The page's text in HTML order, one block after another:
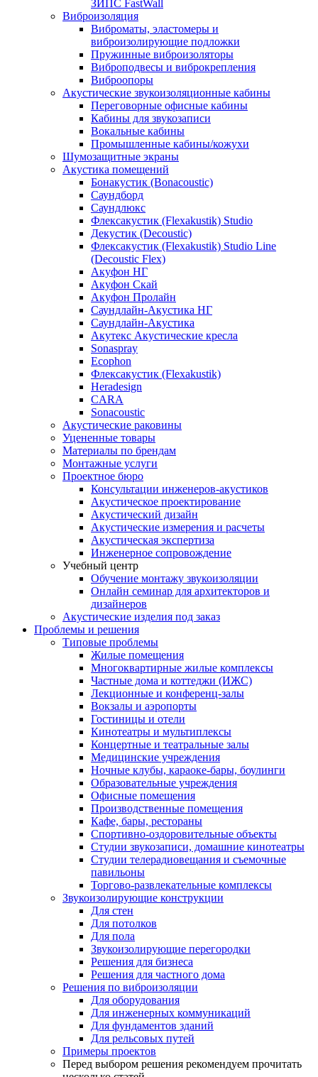
ЗИПС FastWall
Виброизоляция
Виброматы, эластомеры и
виброизолирующие подложки
Пружинные виброизоляторы
Виброподвесы и виброкрепления
Виброопоры
Акустические звукоизоляционные кабины
Переговорные офисные кабины
Кабины для звукозаписи
Вокальные кабины
Промышленные кабины/кожухи
Шумозащитные экраны
Акустика помещений
Бонакустик (Bonacoustic)
Саундборд
Саундлюкс
Флексакустик (Flexakustik) Studio
Декустик (Decoustic)
Флексакустик (Flexakustik) Studio Line
(Decoustic Flex)
Акуфон НГ
Акуфон Скай
Акуфон Пролайн
Саундлайн-Акустика НГ
Саундлайн-Акустика
Акутекс Акустические кресла
Sonaspray
Ecophon
Флексакустик (Flexakustik)
Heradesign
CARA
Sonacoustic
Акустические раковины
Уцененные товары
Материалы по брендам
Монтажные услуги
Проектное бюро
Консультации инженеров-акустиков
Акустическое проектирование
Акустический дизайн
Акустические измерения и расчеты
Акустическая экспертиза
Инженерное сопровождение
Учебный центр
Обучение монтажу звукоизоляции
Онлайн семинар для архитекторов и
дизайнеров
Акустические изделия под заказ
Проблемы и решения
Типовые проблемы
Жилые помещения
Многоквартирные жилые комплексы
Частные дома и коттеджи (ИЖС)
Лекционные и конференц-залы
Вокзалы и аэропорты
Гостиницы и отели
Кинотеатры и мультиплексы
Концертные и театральные залы
Медицинские учреждения
Ночные клубы, караоке-бары, боулинги
Образовательные учреждения
Офисные помещения
Производственные помещения
Кафе, бары, рестораны
Спортивно-оздоровительные объекты
Студии звукозаписи, домашние кинотеатры
Студии телерадиовещания и съемочные
павильоны
Торгово-развлекательные комплексы
Звукоизолирующие конструкции
Для стен
Для потолков
Для пола
Звукоизолирующие перегородки
Решения для бизнеса
Решения для частного дома
Решения по виброизоляции
Для оборудования
Для инженерных коммуникаций
Для фундаментов зданий
Для рельсовых путей
Примеры проектов
Перед выбором решения рекомендуем прочитать